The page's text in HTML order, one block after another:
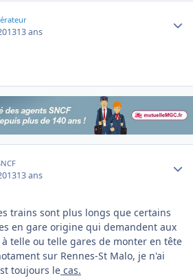
13 ans
13 ans
trains sont plus longs que certains
en gare origine qui demandent aux
telle ou telle gares de monter en tête
sur Rennes-St Malo, je n'ai
toujours le cas.